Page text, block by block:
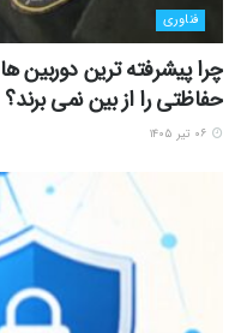
فناوری
چرا پیشرفته ترین دوربین
حفاظتی را از بین نمی برند؟